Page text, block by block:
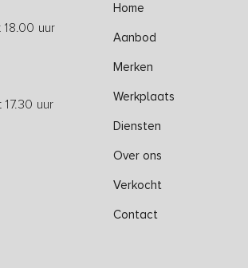
uur
uur
Home
Aanbod
Merken
Werkplaats
Diensten
Over ons
Verkocht
Contact